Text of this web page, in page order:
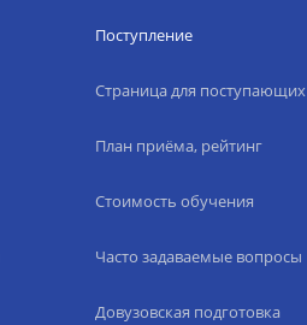
Поступление
Страница для поступающих
План приёма, рейтинг
Стоимость обучения
Часто задаваемые вопросы
Довузовская подготовка